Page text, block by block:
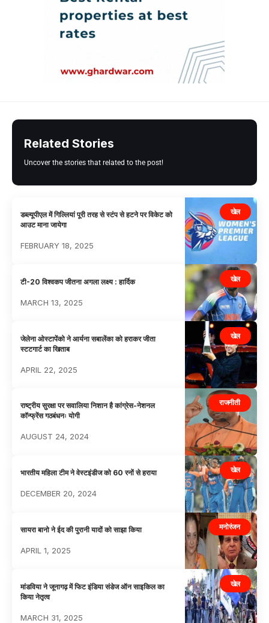
Related Stories
Uncover the stories that related to the post!
खेल
डब्ल्यूपीएल में गिल्लियां पूरी तरह से स्टंप से हटने पर विकेट को
आउट माना जायेगा
FEBRUARY 18, 2025
खेल
टी-20 विश्वकप जीतना अगला लक्ष्य : हार्दिक
MARCH 13, 2025
खेल
जेलेना ओस्टापेंको ने आर्यना सबालेंका को हराकर जीता
स्टटगार्ट का खिताब
APRIL 22, 2025
राजनीती
राष्ट्रीय सुरक्षा पर सवालिया निशान है कांग्रेस-नेशनल
कॉन्फ्रेंस गठबंधनः योगी
AUGUST 24, 2024
खेल
भारतीय महिला टीम ने वेस्टइंडीज को 60 रनों से हराया
DECEMBER 20, 2024
मनोरंजन
सायरा बानो ने ईद की पुरानी यादों को साझा किया
APRIL 1, 2025
खेल
मांडविया ने जूनागढ़ में फिट इंडिया संडेज ऑन साइकिल का
किया नेतृत्व
MARCH 31, 2025